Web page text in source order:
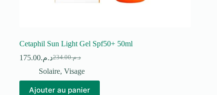
Cetaphil Sun Light Gel Spf50+ 50ml
د.م.234.00
Le
prix
était :
د.م.175.00
Le
prix
est :
Solaire, Visage
Ajouter au panier